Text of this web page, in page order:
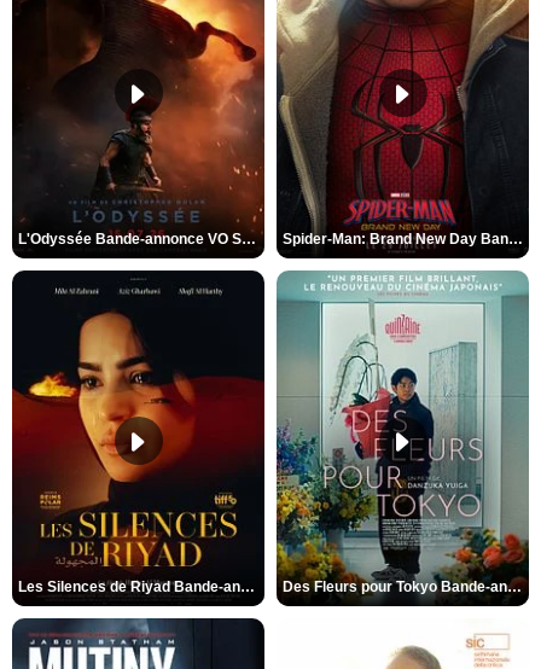
L'Odyssée Bande-annonce VO STFR Spider-Man: Brand New Day Bande-annonce VO STFR
Les Silences de Riyad Bande-annonce VO STFR Des Fleurs pour Tokyo Bande-annonce VO STFR